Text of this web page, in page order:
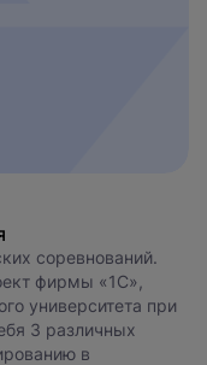
соревнований.
фирмы «1С»,
университета при
3 различных
в